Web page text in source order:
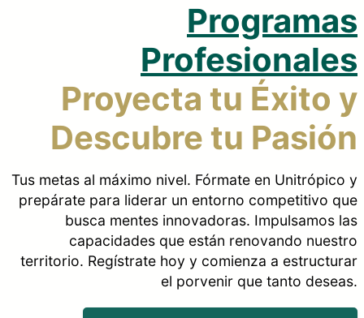
Programas
Profesionales
Proyecta tu Éxito y
Descubre tu Pasión
Tus metas al máximo nivel. Fórmate en Unitrópico y
prepárate para liderar un entorno competitivo que
busca mentes innovadoras. Impulsamos las
capacidades que están renovando nuestro
territorio. Regístrate hoy y comienza a estructurar
el porvenir que tanto deseas.